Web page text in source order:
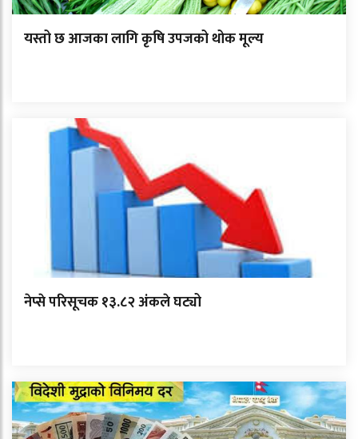
यस्तो छ आजका लागि कृषि उपजको थोक मूल्य
नेप्से परिसूचक १३.८२ अंकले घट्यो